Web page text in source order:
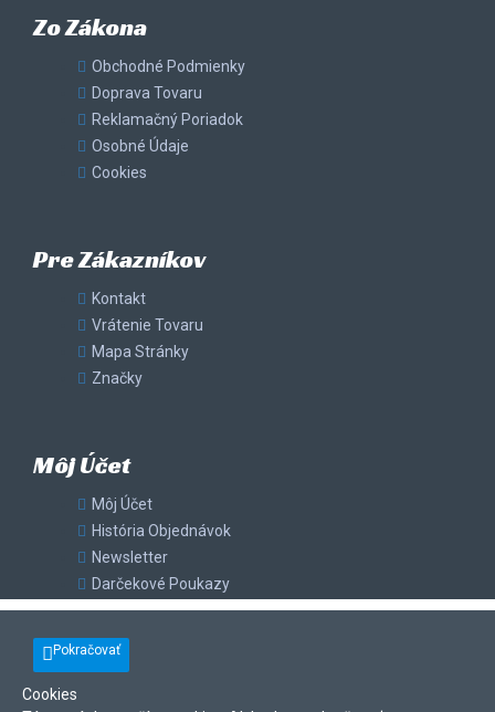
Zo Zákona
Obchodné Podmienky
Doprava Tovaru
Reklamačný Poriadok
Osobné Údaje
Cookies
Pre Zákazníkov
Kontakt
Vrátenie Tovaru
Mapa Stránky
Značky
Môj Účet
Môj Účet
História Objednávok
Newsletter
Darčekové Poukazy
Pokračovať
Cookies